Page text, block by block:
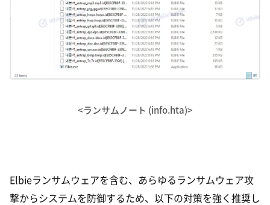
<ランサムノート (info.hta)>
Elbieランサムウェアを含む、あらゆるランサムウェア攻
撃からシステムを防御するため、以下の対策を強く推奨し